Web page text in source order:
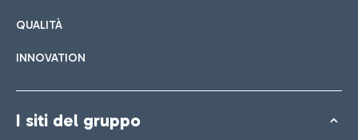
QUALITÀ
INNOVATION
I siti del gruppo